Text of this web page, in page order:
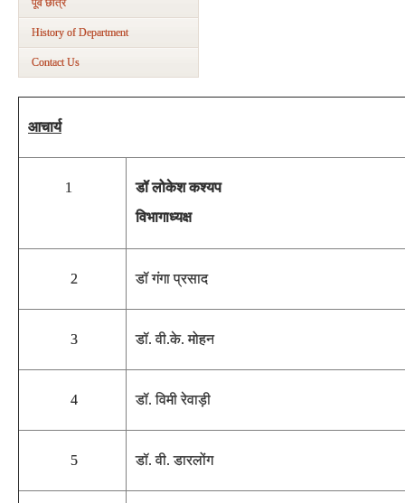
पूर्व छात्र
History of Department
Contact Us
आचार्य
1
डॉ लोकेश कश्यप
विभागाध्यक्ष
2 डॉ गंगा प्रसाद
3 डॉ. वी.के. मोहन
4 डॉ. विमी रेवाड़ी
5 डॉ. वी. डारलोंग